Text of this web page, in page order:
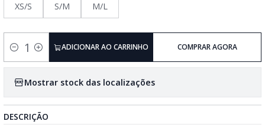
XS/S
S/M M/L
Quantidade
ADICIONAR AO CARRINHO COMPRAR AGORA
Mostrar stock das localizações
DESCRIÇÃO